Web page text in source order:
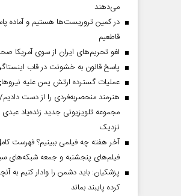
می‌دهند
در کمین تروریست‌ها هستیم و آماده
قاطعیم
لغو تحریم‌های ایران از سوی آمریکا
پاسخ قانون به خشونت در قاب
عملیات گسترده ارتش یمن علیه
مجموعه تلویزیونی جدید زنده‌یاد عبدی
نزدیک
آخر هفته چه فیلمی ببینیم؟ فهرست
فیلم‌های پنجشنبه و جمعه شبکه‌های
پزشکیان: باید دشمن را وادار کنیم به
کرده پایبند بماند